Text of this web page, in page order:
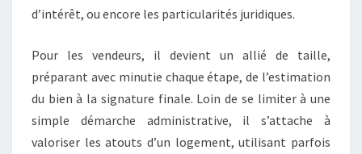
d’intérêt, ou encore les particularités juridiques.
Pour les vendeurs, il devient un allié de taille,
préparant avec minutie chaque étape, de l’estimation
du bien à la signature finale. Loin de se limiter à une
simple démarche administrative, il s’attache à
valoriser les atouts d’un logement, utilisant parfois